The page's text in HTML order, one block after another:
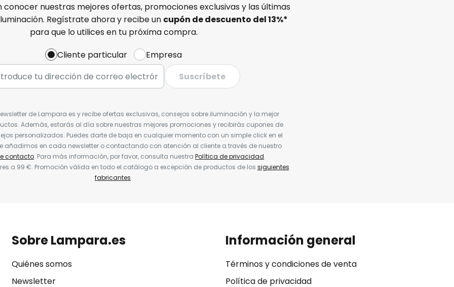
conocer nuestras mejores ofertas, promociones exclusivas y las últimas
Regístrate ahora y recibe un cupón de descuento del13%*
para que lo utilices en tu próxima compra.
Cliente particular
Empresa
Suscríbete
de Lampara.es y recibe ofertas exclusivas, consejos sobre iluminación y la mejor
Además, estarás al día sobre nuestras mejores promociones y recibirás cupones de
personalizados. Puedes darte de baja en cualquier momento con un simple click en el
añadimos en cada newsletter o contactando con atención al cliente a través de nuestro
contacto. Para más información, por favor, consulta nuestra Política de privacidad.
a 99 €. Promoción válida en todo el catálogo a excepción de productos de los siguientes
fabricantes.
Sobre Lampara.es
Quiénes somos
Newsletter
Información general
Términos y condiciones de venta
Política de privacidad